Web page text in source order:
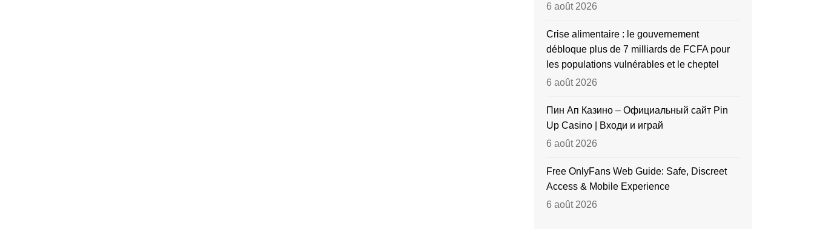
6 août 2026
Crise alimentaire : le gouvernement
débloque plus de 7 milliards de FCFA pour
les populations vulnérables et le cheptel
6 août 2026
Пин Ап Казино – Официальный сайт Pin
Up Casino | Входи и играй
6 août 2026
Free OnlyFans Web Guide: Safe, Discreet
Access & Mobile Experience
6 août 2026